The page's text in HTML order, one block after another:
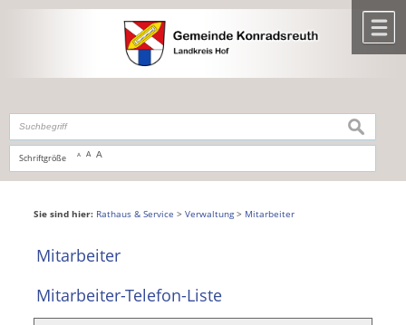
,zur Navigationoderzur Startseitespringen.
Schriftgröße A A A
suchen
Sie sind hier: Rathaus & Service > Verwaltung> Mitarbeiter
Mitarbeiter
Mitarbeiter-Telefon-Liste